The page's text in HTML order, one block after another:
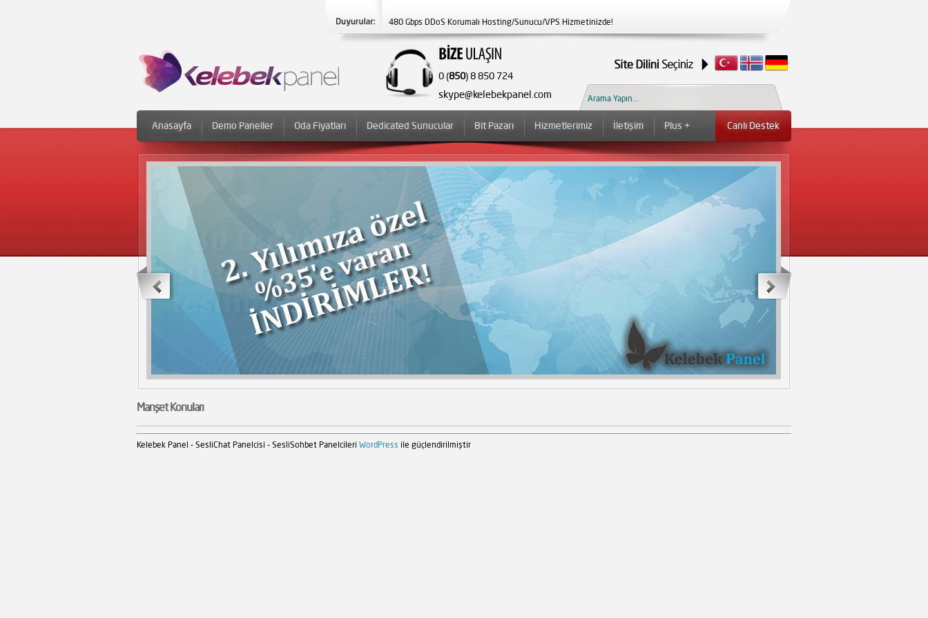
480 Gbps DDoS Korumalı Hosting/Sunucu/VPS Hizmetinizde!
Yeni Çağrı Merkezi Numaramız 7/24 Aktif! 0850 8 850 724 ;)
0 (850) 8 850 724
skype@kelebekpanel.com
Anasayfa Demo Paneller Oda Fiyatları Dedicated Sunucular Bit Pazarı Hizmetlerimiz İletişim Plus + Canlı Destek
Manşet Konuları
Kelebek Panel - SesliChat Panelcisi - SesliSohbet Panelcileri WordPress ile güçlendirilmiştir